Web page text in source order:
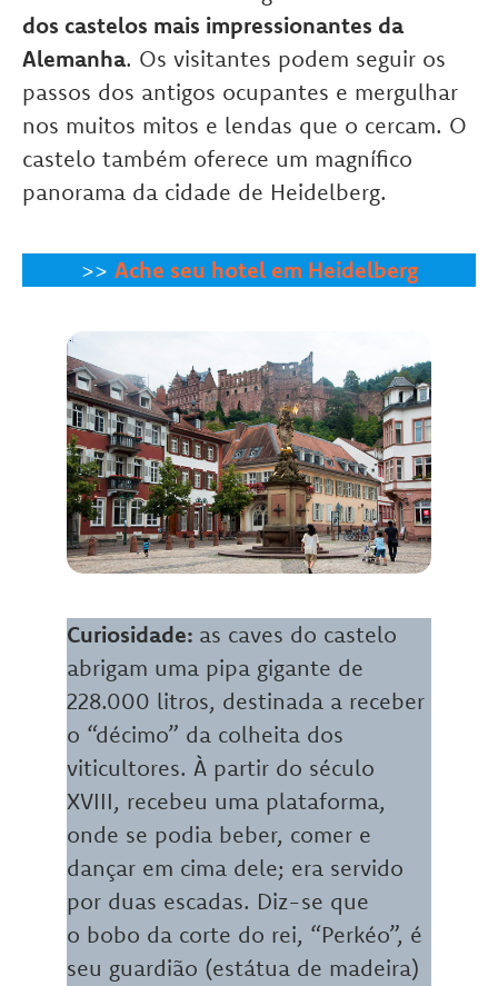
dos castelos mais impressionantes da
Alemanha. Os visitantes podem seguir os
passos dos antigos ocupantes e mergulhar
nos muitos mitos e lendas que o cercam. O
castelo também oferece um magnífico
panorama da cidade de Heidelberg.
>> Ache seu hotel em Heidelberg
Curiosidade: as caves do castelo
abrigam uma pipa gigante de
228.000 litros, destinada a receber
o “décimo” da colheita dos
viticultores. À partir do século
XVIII, recebeu uma plataforma,
onde se podia beber, comer e
dançar em cima dele; era servido
por duas escadas. Diz-se que
o bobo da corte do rei, “Perkéo”, é
seu guardião (estátua de madeira)